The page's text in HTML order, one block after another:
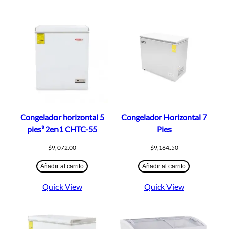
Congelador horizontal 5
pies³ 2en1 CHTC-55
$9,072.00
Añadir al carrito
Quick View
Congelador Horizontal 7
Pies
$9,164.50
Añadir al carrito
Quick View